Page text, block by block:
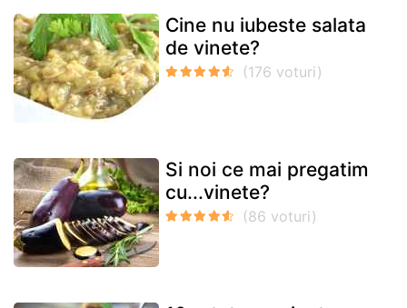
Cine nu iubeste salata
de vinete?
Si noi ce mai pregatim
cu...vinete?